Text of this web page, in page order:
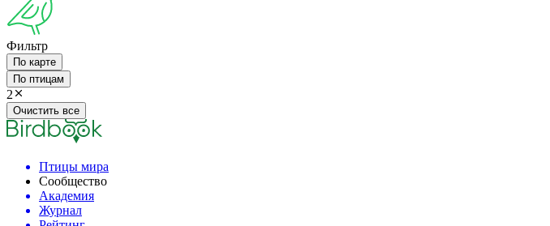
Фильтр
По карте
По птицам
2
Очистить все
Птицы мира
Сообщество
Академия
Журнал